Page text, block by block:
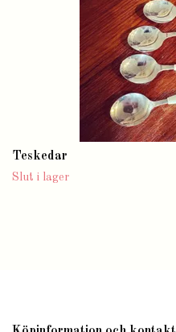
Teskedar
Slut i lager